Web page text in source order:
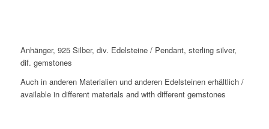
Anhänger, 925 Silber, div. Edelsteine / Pendant, sterling silver,
dif. gemstones
Auch in anderen Materialien und anderen Edelsteinen erhältlich /
available in different materials and with different gemstones